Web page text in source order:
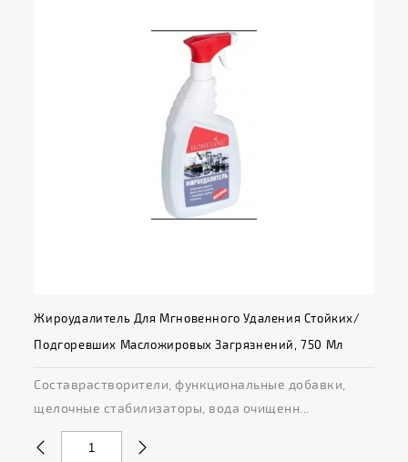
Жироудалитель Для Мгновенного Удаления Стойких/
Подгоревших Масложировых Загрязнений, 750 Мл
Составрастворители, функциональные добавки,
щелочные стабилизаторы, вода очищенн...